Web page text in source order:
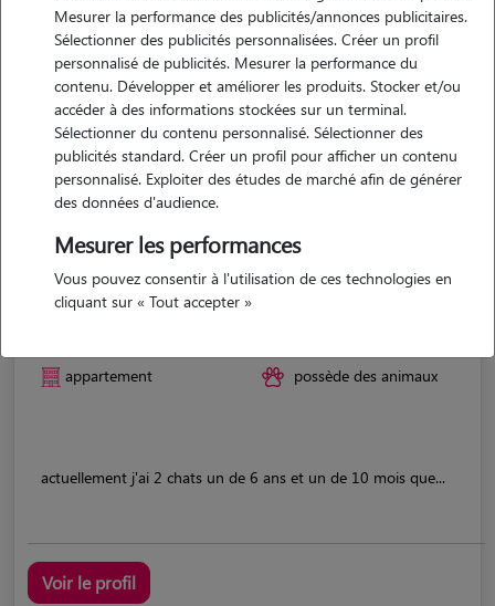
Coralie
appartement possède des animaux
actuellement j'ai 2 chats un de 6 ans et un de 10 mois que...
Voir le profil
Mesurer la performance des publicités/annonces publicitaires.
Sélectionner des publicités personnalisées. Créer un profil
personnalisé de publicités. Mesurer la performance du
contenu. Développer et améliorer les produits. Stocker et/ou
accéder à des informations stockées sur un terminal.
Sélectionner du contenu personnalisé. Sélectionner des
publicités standard. Créer un profil pour afficher un contenu
personnalisé. Exploiter des études de marché afin de générer
des données d'audience.
Mesurer les performances
Vous pouvez consentir à l'utilisation de ces technologies en
cliquant sur « Tout accepter »